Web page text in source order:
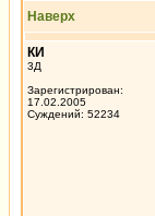
Наверх
КИ
3Д
Зарегистрирован:
17.02.2005
Суждений: 52234